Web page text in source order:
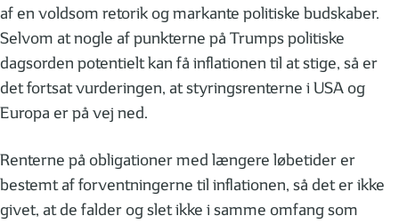
af en voldsom retorik og markante politiske budskaber.
Selvom at nogle af punkterne på Trumps politiske
dagsorden potentielt kan få inflationen til at stige, så er
det fortsat vurderingen, at styringsrenterne i USA og
Europa er på vej ned.
Renterne på obligationer med længere løbetider er
bestemt af forventningerne til inflationen, så det er ikke
givet, at de falder og slet ikke i samme omfang som